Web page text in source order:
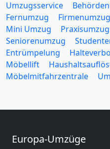
Umzugsservice
Fernumzug
Firmenumzug
Mini Umzug
Praxisumzug
Seniorenumzug
Entrümpelung
Möbellift
Möbelmitfahrzentrale
Europa-Umzüge